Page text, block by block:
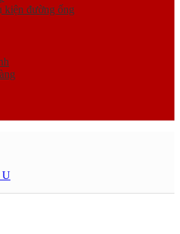
đường ống
U